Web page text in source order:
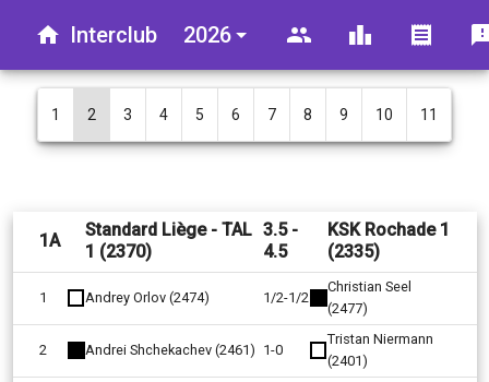
home Interclub 2026 group leaderboard receipt
1 2 3 4 5 6 7 8 9 10 11
1A
Standard Liège - TAL
1 (2370)
3.5 -
4.5
KSK Rochade 1
(2335)
1 Andrey Orlov (2474) 1/2-1/2
Christian Seel
(2477)
2 Andrei Shchekachev (2461) 1-0
Tristan Niermann
(2401)